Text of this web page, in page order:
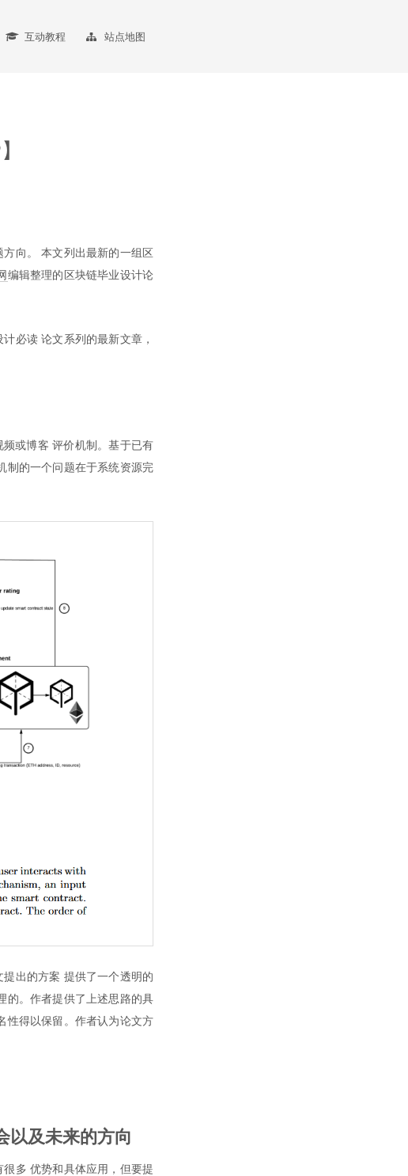
互动教程 站点地图
向。 本文列出最新的一组区
编辑整理的区块链毕业设计论
必读 论文系列的最新文章，
或博客 评价机制。基于已有
制的一个问题在于系统资源完
出的方案 提供了一个透明的
的。作者提供了上述思路的具
性得以保留。作者认为论文方
以及未来的方向
多 优势和具体应用，但要提